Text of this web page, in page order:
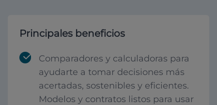
Principales beneficios
Comparadores y calculadoras para
ayudarte a tomar decisiones más
acertadas, sostenibles y eficientes.
Modelos y contratos listos para usar